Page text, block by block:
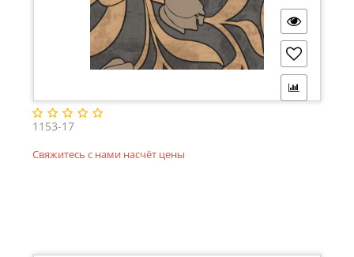
1153-17
Свяжитесь с нами насчёт цены